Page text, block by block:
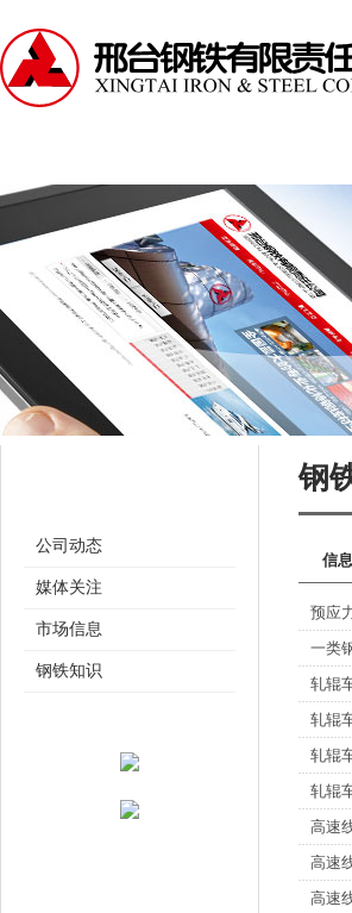
公司动态
媒体关注
市场信息
钢铁知识
钢
信
预应
一类
轧辊
轧辊
轧辊
轧辊
高速
高速
高速